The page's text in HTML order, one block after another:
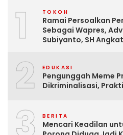
1 TOKOH
Ramai Persoalkan
Sebagai Wapres,
Subiyanto, SH
2 EDUKASI
Pengunggah Meme
Dikriminalisasi,
3 BERITA
Mencari Keadilan